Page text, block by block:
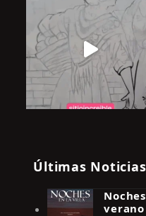
Últimas Noticias